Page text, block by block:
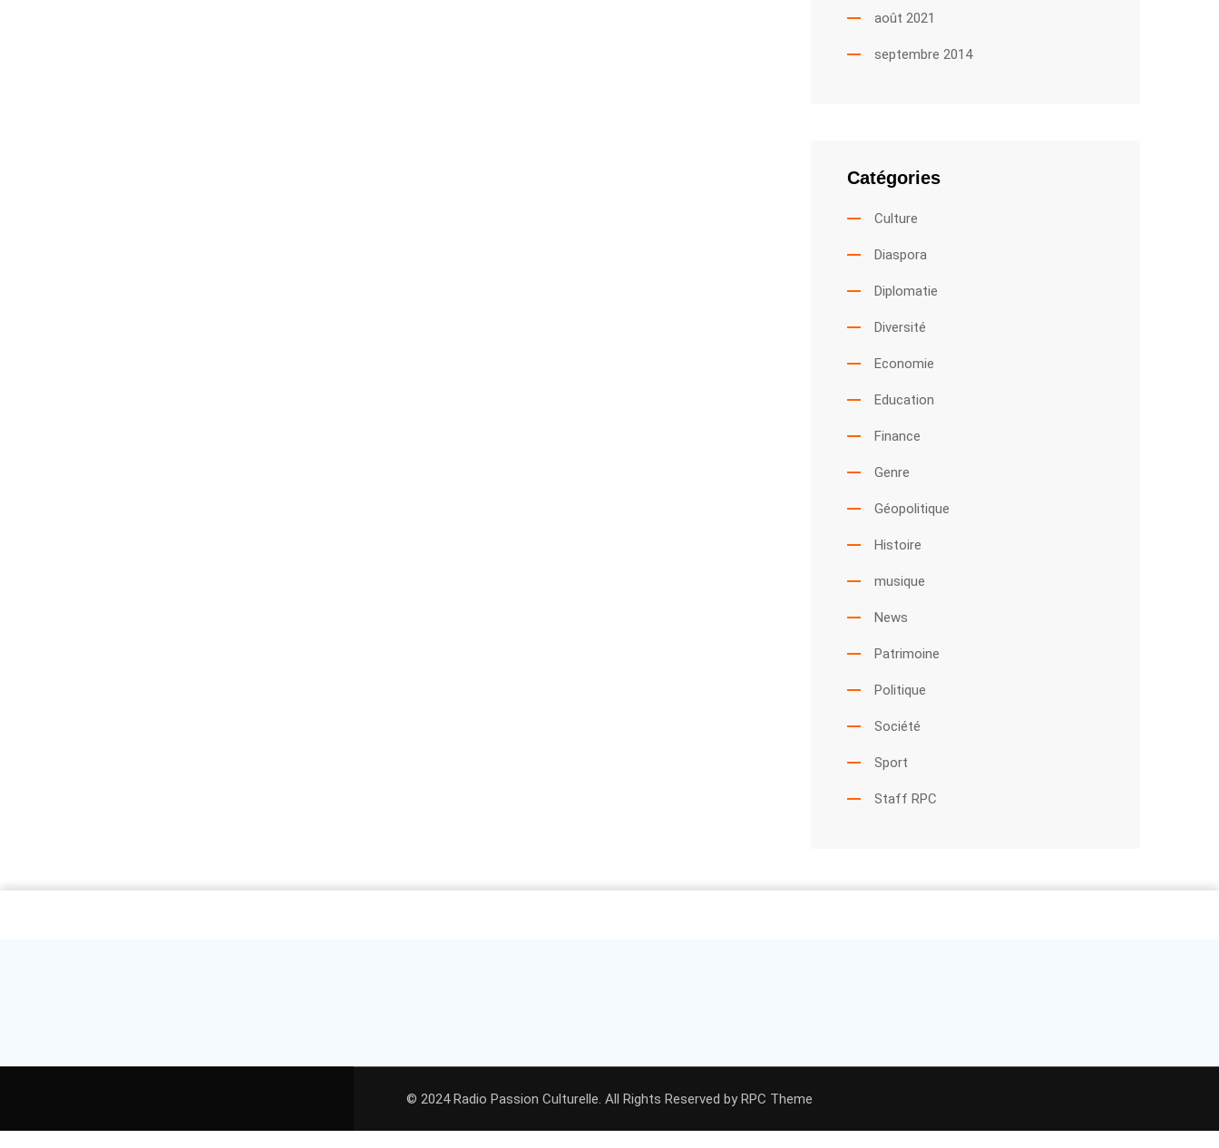
août 2021
septembre 2014
Catégories
Culture
Diaspora
Diplomatie
Diversité
Economie
Education
Finance
Genre
Géopolitique
Histoire
musique
News
Patrimoine
Politique
Société
Sport
Staff RPC
© 2024 Radio Passion Culturelle. All Rights Reserved byRPC Theme